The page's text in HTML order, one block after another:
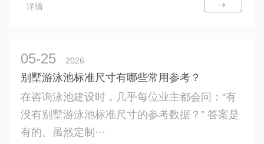
详情
05-25 2026
别墅游泳池标准尺寸有哪些常用参考？
在咨询泳池建设时，几乎每位业主都会问：“有
没有别墅游泳池标准尺寸的参考数据？” 答案是
有的。虽然定制···